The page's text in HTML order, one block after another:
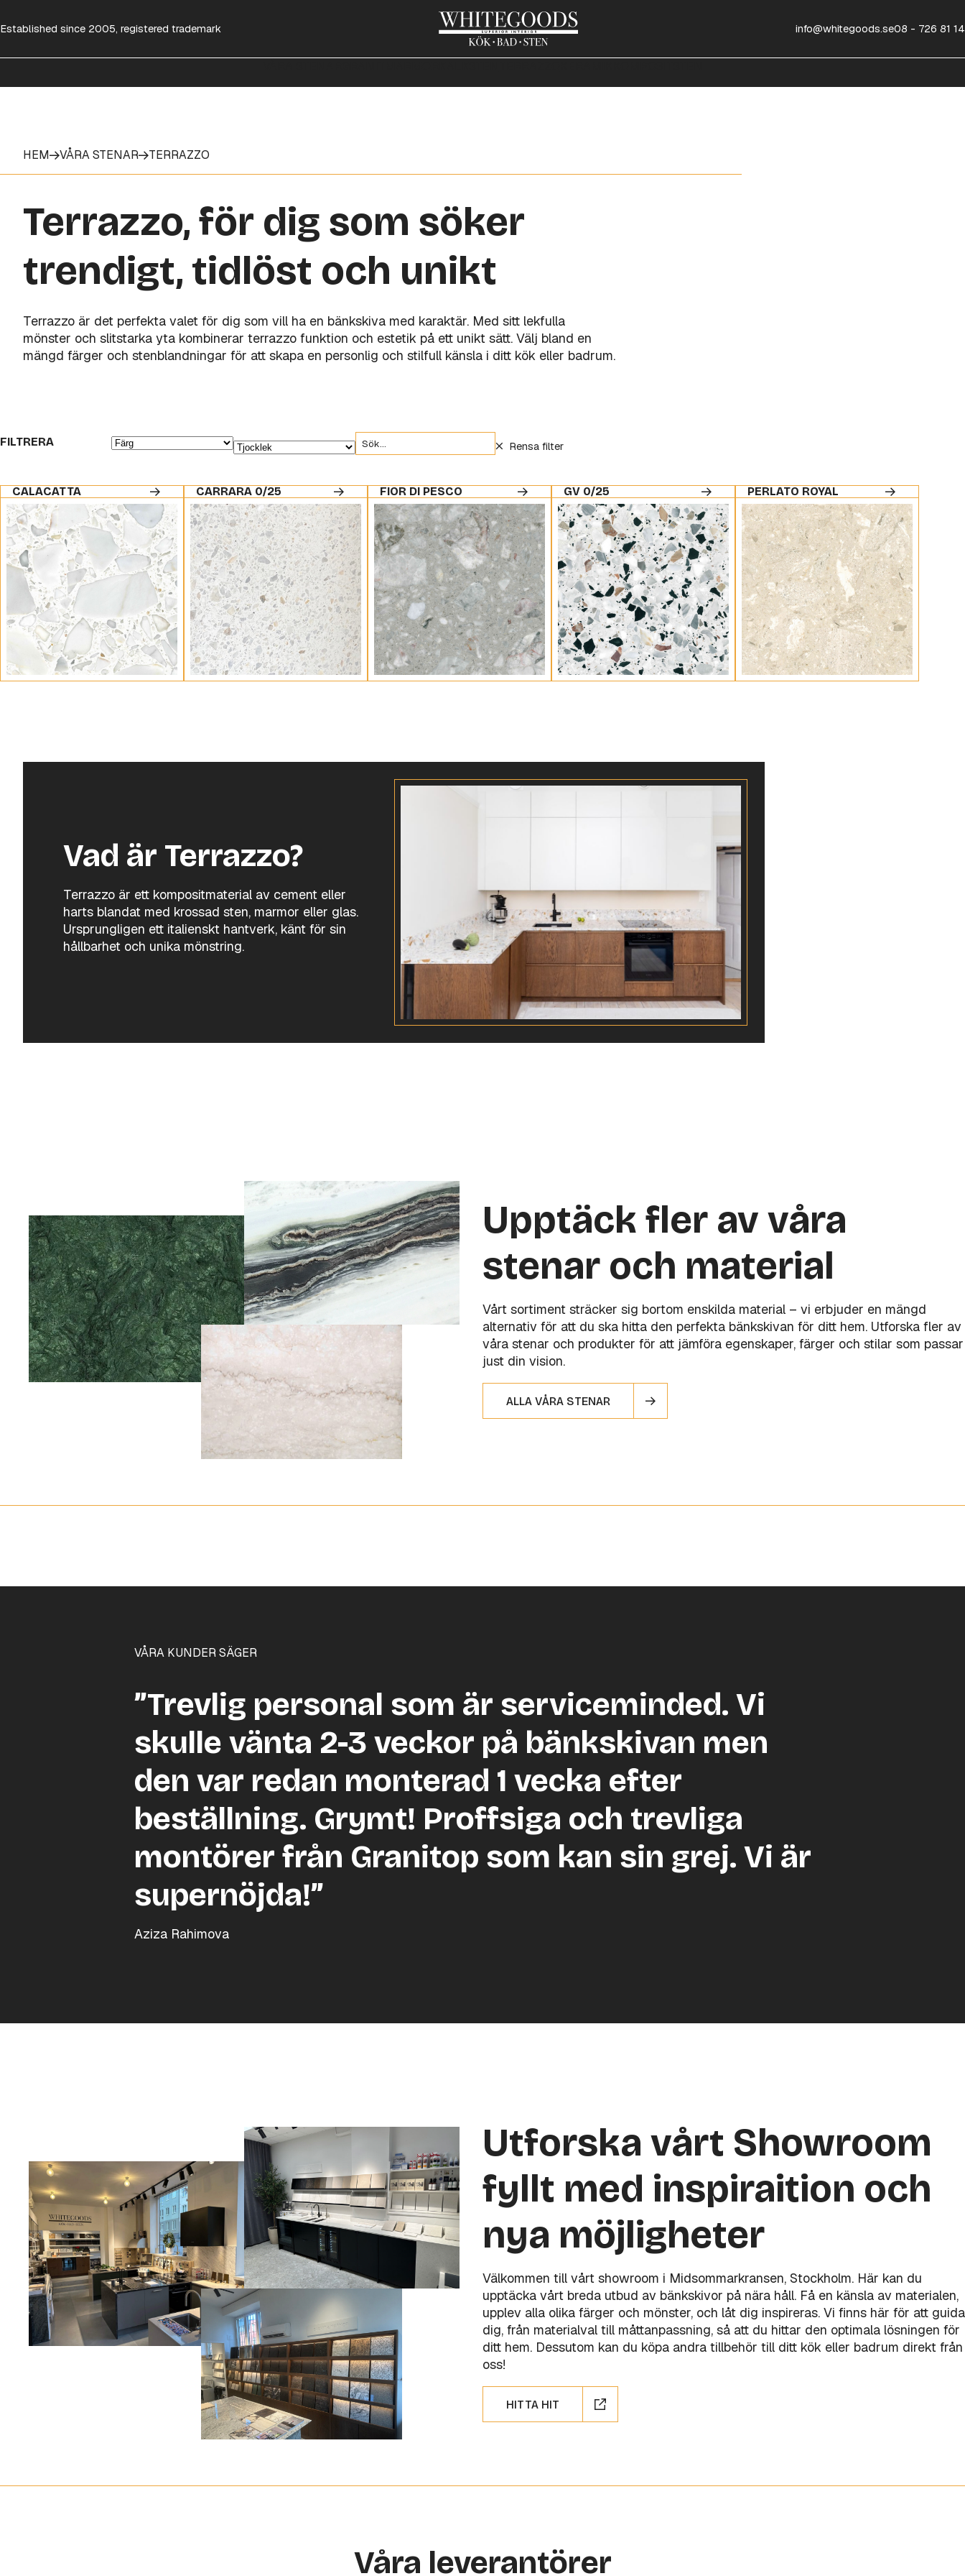
Established since 2005, registered trademark info@whitegoods.se08 - 726 81 14
HEM VÅRA STENAR TERRAZZO
Terrazzo, för dig som söker
trendigt, tidlöst och unikt
Terrazzo är det perfekta valet för dig som vill ha en bänkskiva med karaktär. Med sitt lekfulla
mönster och slitstarka yta kombinerar terrazzo funktion och estetik på ett unikt sätt. Välj bland en
mängd färger och stenblandningar för att skapa en personlig och stilfull känsla i ditt kök eller badrum.
FILTRERA Rensa filter
CALACATTA CARRARA 0/25 FIOR DI PESCO GV 0/25 PERLATO ROYAL
Vad är Terrazzo?
Terrazzo är ett kompositmaterial av cement eller
harts blandat med krossad sten, marmor eller glas.
Ursprungligen ett italienskt hantverk, känt för sin
hållbarhet och unika mönstring.
Upptäck fler av våra
stenar och material
Vårt sortiment sträcker sig bortom enskilda material – vi erbjuder en mängd
alternativ för att du ska hitta den perfekta bänkskivan för ditt hem. Utforska fler av
våra stenar och produkter för att jämföra egenskaper, färger och stilar som passar
just din vision.
ALLA VÅRA STENAR
VÅRA KUNDER SÄGER
”Trevlig personal som är serviceminded. Vi
skulle vänta 2-3 veckor på bänkskivan men
den var redan monterad 1 vecka efter
beställning. Grymt! Proffsiga och trevliga
montörer från Granitop som kan sin grej. Vi är
supernöjda!”
Aziza Rahimova
Utforska vårt Showroom
fyllt med inspiraition och
nya möjligheter
Välkommen till vårt showroom i Midsommarkransen, Stockholm. Här kan du
upptäcka vårt breda utbud av bänkskivor på nära håll. Få en känsla av materialen,
upplev alla olika färger och mönster, och låt dig inspireras. Vi finns här för att guida
dig, från materialval till måttanpassning, så att du hittar den optimala lösningen för
ditt hem. Dessutom kan du köpa andra tillbehör till ditt kök eller badrum direkt från
oss!
HITTA HIT
Våra leverantörer